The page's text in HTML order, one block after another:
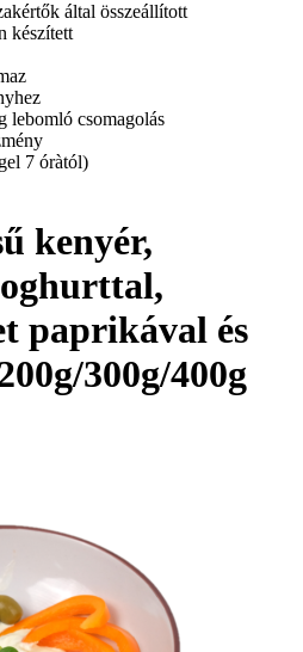
által összeállított
készített
lebomló csomagolás
7 óràtól)
kenyér,
paprikával és
300g/400g